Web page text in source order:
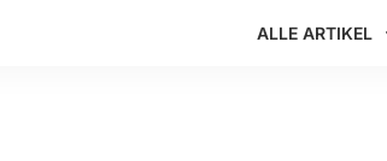
ALLE ARTIKEL